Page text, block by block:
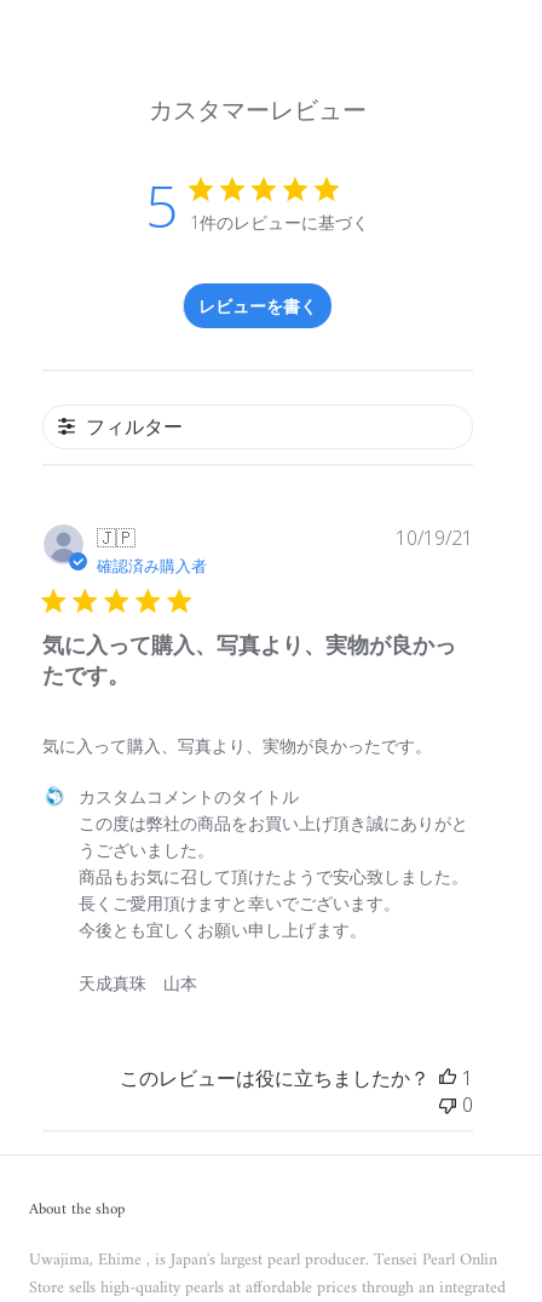
カスタマーレビュー
5 1件のレビューに基づく
レビューを書く
フィルター
🇯🇵
確認済み購入者
気に入って購入、写真より、実物が良かっ
たです。
気に入って購入、写真より、実物が良かったです。
以下に関するカスタムコメントのタイトル様のレビュー
カスタムコメントのタイトル
この度は弊社の商品をお買い上げ頂き誠にありがと
うございました。
商品もお気に召して頂けたようで安心致しました。
長くご愛用頂けますと幸いでございます。
今後とも宜しくお願い申し上げます。
天成真珠　山本
10/19/21
このレビューは役に立ちましたか？
1
0
About the shop
Uwajima, Ehime , is Japan's largest pearl producer. Tensei Pearl Onlin
Store sells high-quality pearls at affordable prices through an integrated